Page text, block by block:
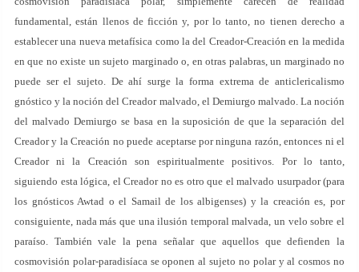
fundamental, están llenos de ficción y, por lo tanto, no tienen derecho a
establecer una nueva metafísica como la del Creador-Creación en la medida
en que no existe un sujeto marginado o, en otras palabras, un marginado no
puede ser el sujeto. De ahí surge la forma extrema de anticlericalismo
gnóstico y la noción del Creador malvado, el Demiurgo malvado. La noción
del malvado Demiurgo se basa en la suposición de que la separación del
Creador y la Creación no puede aceptarse por ninguna razón, entonces ni el
Creador ni la Creación son espiritualmente positivos. Por lo tanto,
siguiendo esta lógica, el Creador no es otro que el malvado usurpador (para
los gnósticos Awtad o el Samail de los albigenses) y la creación es, por
consiguiente, nada más que una ilusión temporal malvada, un velo sobre el
paraíso. También vale la pena señalar que aquellos que defienden la
cosmovisión polar-paradisíaca se oponen al sujeto no polar y al cosmos no